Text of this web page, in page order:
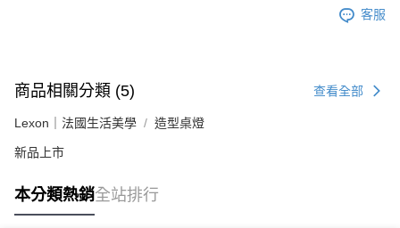
客服
商品相關分類 (5) 查看全部
Lexon｜法國生活美學 造型桌燈
新品上市
本分類熱銷全站排行